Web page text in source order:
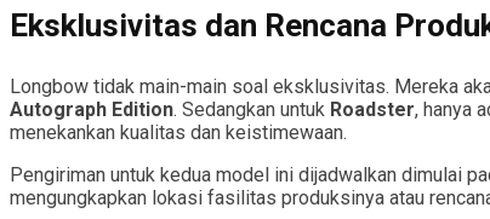
Eksklusivitas dan Rencana
Longbow tidak main-main soal eksklusivitas. Mereka
Autograph Edition. Sedangkan untuk Roadster, hanya
menekankan kualitas dan keistimewaan.
Pengiriman untuk kedua model ini dijadwalkan dimulai
mengungkapkan lokasi fasilitas produksinya atau